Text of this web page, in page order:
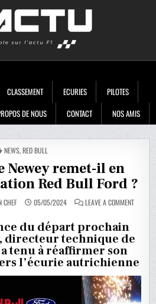
CLASSEMENT ECURIES
PILOTES
DE NOUS CONTACT NOS AMIS
POSTED
IN
NEWS,RED BULL
Newey remet-il en
Red Bull Ford ?
CHEF 05/05/2024 LEAVE A COMMENTON
REMET-
IL
CAUSE
BULL
FORD
?
du départ prochain
directeur technique de
tenu à réaffirmer son
l’écurie autrichienne